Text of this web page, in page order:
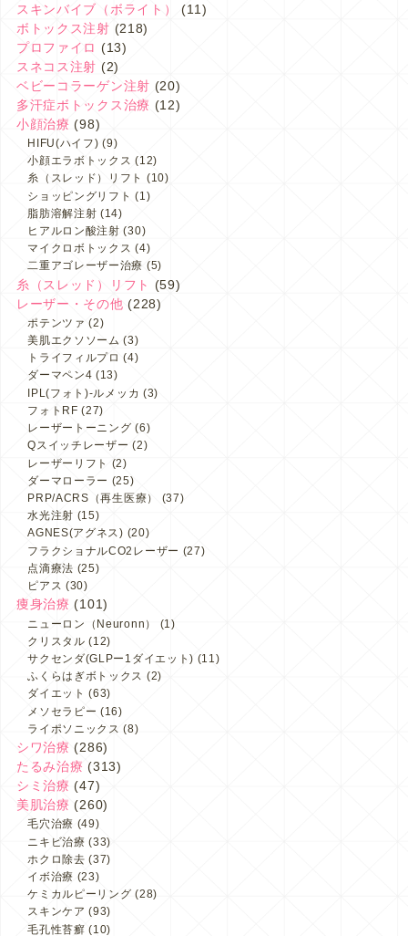
スキンバイブ（ボライト）
(11)
ボトックス注射 (218)
プロファイロ (13)
スネコス注射 (2)
ベビーコラーゲン注射 (20)
多汗症ボトックス治療 (12)
小顔治療 (98)
HIFU(ハイフ) (9)
小顔エラボトックス (12)
糸（スレッド）リフト (10)
ショッピングリフト (1)
脂肪溶解注射 (14)
ヒアルロン酸注射 (30)
マイクロボトックス (4)
二重アゴレーザー治療 (5)
糸（スレッド）リフト
(59)
レーザー・その他 (228)
ポテンツァ (2)
美肌エクソソーム (3)
トライフィルプロ (4)
ダーマペン4 (13)
IPL(フォト)-ルメッカ (3)
フォトRF (27)
レーザートーニング (6)
Qスイッチレーザー (2)
レーザーリフト (2)
ダーマローラー (25)
PRP/ACRS（再生医療）
(37)
水光注射 (15)
AGNES(アグネス) (20)
フラクショナルCO2レーザー (27)
点滴療法 (25)
ピアス (30)
痩身治療 (101)
ニューロン（Neuronn）
(1)
クリスタル (12)
サクセンダ(GLPー1ダイエット) (11)
ふくらはぎボトックス (2)
ダイエット (63)
メソセラピー (16)
ライポソニックス (8)
シワ治療 (286)
たるみ治療 (313)
シミ治療 (47)
美肌治療 (260)
毛穴治療 (49)
ニキビ治療 (33)
ホクロ除去 (37)
イボ治療 (23)
ケミカルピーリング (28)
スキンケア (93)
毛孔性苔癬 (10)